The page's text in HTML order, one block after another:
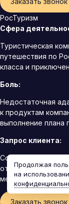
РосТуризм
Сфера
Туристическая
путешествия по
класса и
Боль:
Недостаточная
к продуктам
выполнение плана
Запрос клиента:
Создание
отдела продаж,
методами продаж
Заказать звонок
Продолжая
на